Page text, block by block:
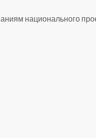
национального